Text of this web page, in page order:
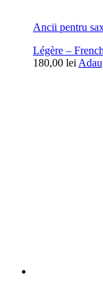
Ancii pentru
Légère –
180,00 lei